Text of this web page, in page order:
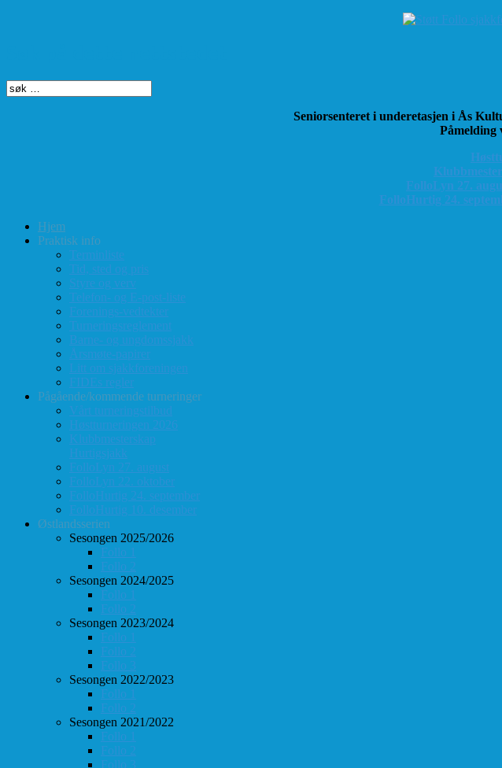
Seniorsenteret i underetasjen i Ås
Påmelding
K
FolloLyn 27.
FolloHurtig 24.
Hjem
Praktisk info
Terminliste
Tid, sted og pris
Styre og verv
Telefon- og E-post-liste
Forenings-vedtekter
Turneringsreglement
Barne- og ungdomssjakk
Årsmøte-papirer
Litt om sjakkforeningen
FIDEs regler
Pågående/kommende turneringer
Vårt turneringstilbud
Høstturneringen 2026
Klubbmesterskap
Hurtigsjakk
FolloLyn 27. august
FolloLyn 22. oktober
FolloHurtig 24. september
FolloHurtig 10. desember
Østlandsserien
Sesongen 2025/2026
Follo 1
Follo 2
Sesongen 2024/2025
Follo 1
Follo 2
Sesongen 2023/2024
Follo 1
Follo 2
Follo 3
Sesongen 2022/2023
Follo 1
Follo 2
Sesongen 2021/2022
Follo 1
Follo 2
Follo 3